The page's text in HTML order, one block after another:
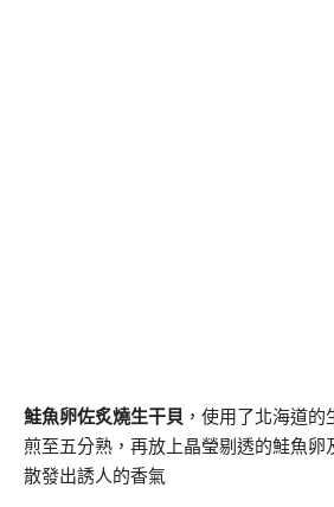
鮭魚卵佐炙燒生干貝 ，使用了北海道
煎至五分熟，再放上晶瑩剔透的鮭魚卵
散發出誘人的香氣